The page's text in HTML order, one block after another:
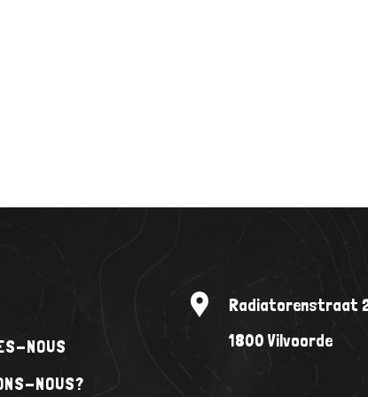
NOUS
NOUS?
Radiatorenstraat
1800 Vilvoorde